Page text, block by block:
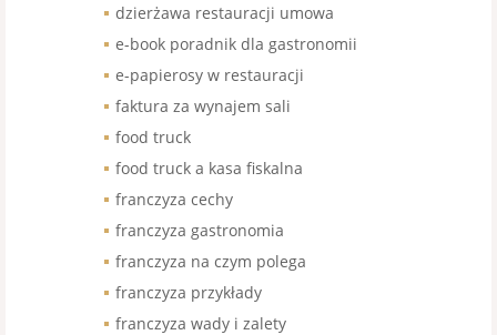
dzierżawa restauracji umowa
e-book poradnik dla gastronomii
e-papierosy w restauracji
faktura za wynajem sali
food truck
food truck a kasa fiskalna
franczyza cechy
franczyza gastronomia
franczyza na czym polega
franczyza przykłady
franczyza wady i zalety